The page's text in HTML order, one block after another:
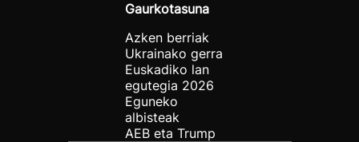
Gaurkotasuna
Azken berriak
Ukrainako gerra
Euskadiko lan
egutegia 2026
Eguneko
albisteak
AEB eta Trump